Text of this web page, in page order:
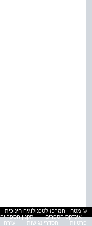
© מטח - המרכז לטכנולוגיה חינוכית
אינדקס הספרים
תקנון הספרייה
פרטיות
הסדרי נגישות עזרה